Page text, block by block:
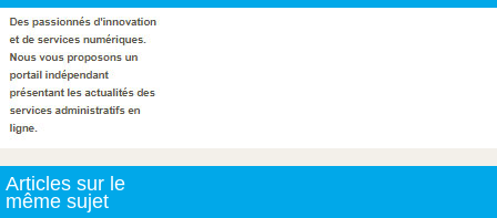
Articles sur le
même sujet